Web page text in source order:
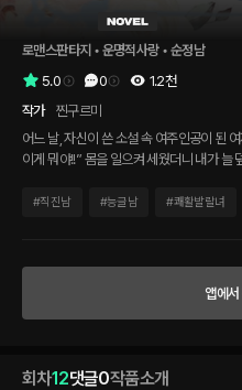
로맨스판타지 • 운명적사랑 • 순정남
5.0
0 1.2천
작가
찐구르미
어느 날, 자신이 쓴 소설 속 여주인공이 된 여자의 기
이게 뭐야!!” 몸을 일으켜 세웠더니 내가 늘 덮고 자던 이불도 아니었고 침대는 친숙한 싱
방은 내 방이 아니다. 벽지 하며 가구까지
오고 말았다. 갈색인 머리칼이 풍성한 백금
눈동자 색 역시 검은색이 아닌 황금안. “자, 잠깐.. 지금 내 모습….” 왠지 모르게 익숙하
#직진남 #능글남 #쾌활발랄녀
앱에
회차12댓글0작품소개